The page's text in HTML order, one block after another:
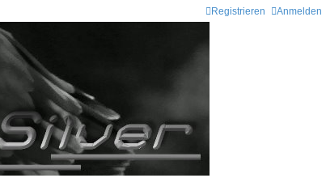
Anmelden
Registrieren